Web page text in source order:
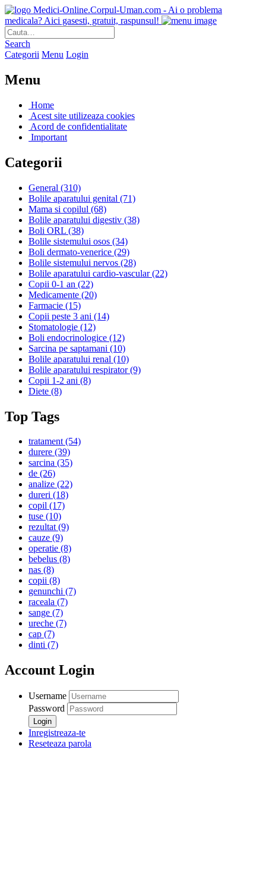
Medici-Online.Corpul-Uman.com - Ai o problema
medicala? Aici gasesti, gratuit, raspunsul!
Search
Categorii Menu Login
Menu
Home
Acest site utilizeaza cookies
Acord de confidentialitate
Important
Categorii
General (310)
Bolile aparatului genital (71)
Mama si copilul (68)
Bolile aparatului digestiv (38)
Boli ORL (38)
Bolile sistemului osos (34)
Boli dermato-venerice (29)
Bolile sistemului nervos (28)
Bolile aparatului cardio-vascular(22)
Copii 0-1 an (22)
Medicamente (20)
Farmacie (15)
Copii peste 3 ani (14)
Stomatologie (12)
Boli endocrinologice (12)
Sarcina pe saptamani (10)
Bolile aparatului renal (10)
Bolile aparatului respirator(9)
Copii 1-2 ani (8)
Diete (8)
Top Tags
tratament(54)
durere (39)
sarcina (35)
de (26)
analize (22)
dureri (18)
copil (17)
tuse (10)
rezultat(9)
cauze (9)
operatie (8)
bebelus (8)
nas (8)
copii (8)
genunchi (7)
raceala (7)
sange (7)
ureche (7)
cap (7)
dinti (7)
Account Login
Username
Password
Inregistreaza-te
Reseteaza parola